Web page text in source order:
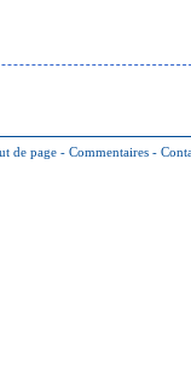
de page - Commentaires -